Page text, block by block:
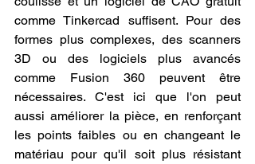
comme Tinkercad suffisent. Pour des
formes plus complexes, des scanners
3D ou des logiciels plus avancés
comme Fusion 360 peuvent être
nécessaires. C'est ici que l'on peut
aussi améliorer la pièce, en renforçant
les points faibles ou en changeant le
matériau pour qu'il soit plus résistant